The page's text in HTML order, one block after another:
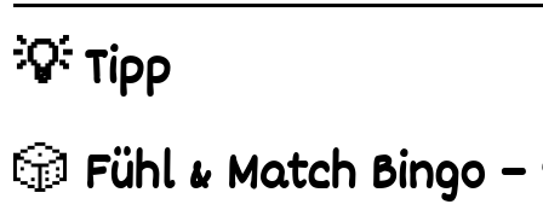
💡 Tipp
🎲 Fühl & Match Bingo